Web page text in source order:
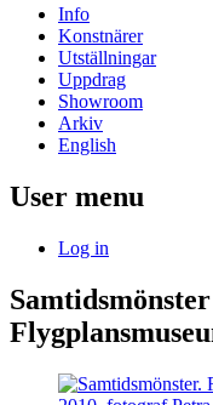
Info
Konstnärer
Utställningar
Uppdrag
Showroom
Arkiv
English
User menu
Log in